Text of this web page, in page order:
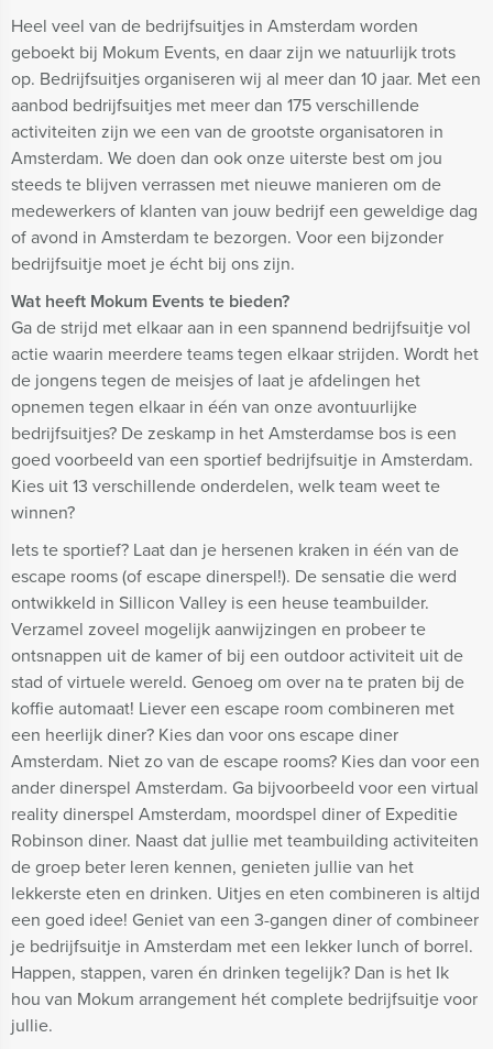
Heel veel van de bedrijfsuitjes in Amsterdam worden
geboekt bij Mokum Events, en daar zijn we natuurlijk trots
op. Bedrijfsuitjes organiseren wij al meer dan 10 jaar. Met een
aanbod bedrijfsuitjes met meer dan 175 verschillende
activiteiten zijn we een van de grootste organisatoren in
Amsterdam. We doen dan ook onze uiterste best om jou
steeds te blijven verrassen met nieuwe manieren om de
medewerkers of klanten van jouw bedrijf een geweldige dag
of avond in Amsterdam te bezorgen. Voor een bijzonder
bedrijfsuitje moet je écht bij ons zijn.
Wat heeft Mokum Events te bieden?
Ga de strijd met elkaar aan in een spannend bedrijfsuitje vol
actie waarin meerdere teams tegen elkaar strijden. Wordt het
de jongens tegen de meisjes of laat je afdelingen het
opnemen tegen elkaar in één van onze avontuurlijke
bedrijfsuitjes? De zeskamp in het Amsterdamse bos is een
goed voorbeeld van een sportief bedrijfsuitje in Amsterdam.
Kies uit 13 verschillende onderdelen, welk team weet te
winnen?
Iets te sportief? Laat dan je hersenen kraken in één van de
escape rooms (of escape dinerspel!). De sensatie die werd
ontwikkeld in Sillicon Valley is een heuse teambuilder.
Verzamel zoveel mogelijk aanwijzingen en probeer te
ontsnappen uit de kamer of bij een outdoor activiteit uit de
stad of virtuele wereld. Genoeg om over na te praten bij de
koffie automaat! Liever een escape room combineren met
een heerlijk diner? Kies dan voor ons escape diner
Amsterdam. Niet zo van de escape rooms? Kies dan voor een
ander dinerspel Amsterdam. Ga bijvoorbeeld voor een virtual
reality dinerspel Amsterdam, moordspel diner of Expeditie
Robinson diner. Naast dat jullie met teambuilding activiteiten
de groep beter leren kennen, genieten jullie van het
lekkerste eten en drinken. Uitjes en eten combineren is altijd
een goed idee! Geniet van een 3-gangen diner of combineer
je bedrijfsuitje in Amsterdam met een lekker lunch of borrel.
Happen, stappen, varen én drinken tegelijk? Dan is het Ik
hou van Mokum arrangement hét complete bedrijfsuitje voor
jullie.